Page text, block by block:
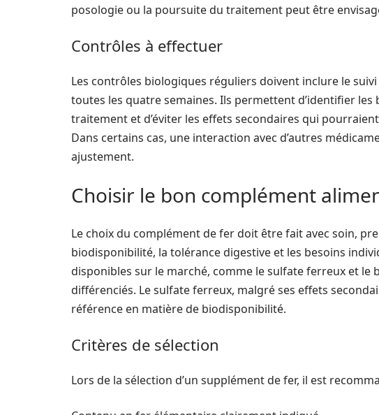
posologie ou la poursuite du traitement peut être
Contrôles à effectuer
Les contrôles biologiques réguliers doivent inclure le
toutes les quatre semaines. Ils permettent d’identifier
traitement et d’éviter les effets secondaires qui
Dans certains cas, une interaction avec d’autres
ajustement.
Choisir le bon complément
Le choix du complément de fer doit être fait avec soin,
biodisponibilité, la tolérance digestive et les besoins
disponibles sur le marché, comme le sulfate ferreux et le
différenciés. Le sulfate ferreux, malgré ses effets
référence en matière de biodisponibilité.
Critères de sélection
Lors de la sélection d’un supplément de fer, il est